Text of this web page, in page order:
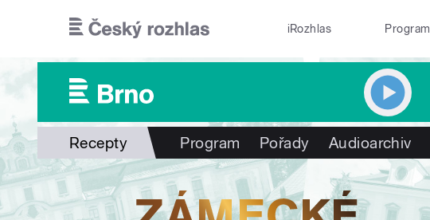
iRozhlas Program
Recepty Program Pořady Audioarchiv